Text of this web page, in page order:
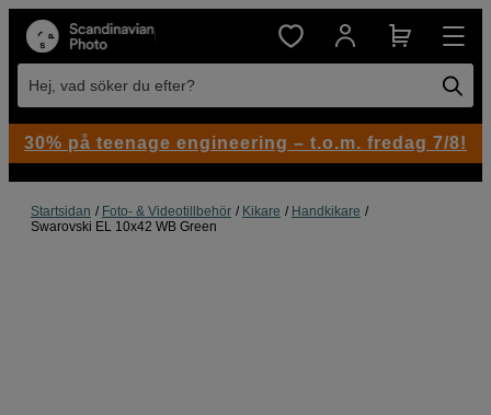
Hej, vad söker du efter?
Startsidan Foto- & Videotillbehör Kikare
Handkikare
Swarovski EL 10x42 WB Green
30% på teenage engineering – t.o.m. fredag 7/8!